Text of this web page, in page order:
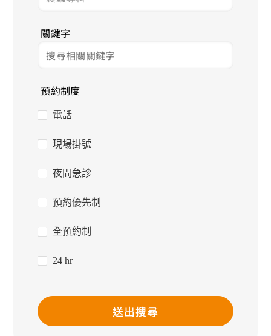
關鍵字
預約制度
電話
現場掛號
夜間急診
預約優先制
全預約制
24 hr
送出搜尋